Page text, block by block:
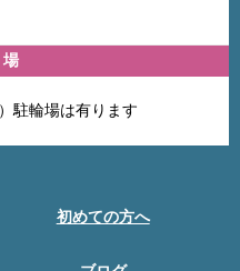
場
駐輪場は有ります
初めての方へ